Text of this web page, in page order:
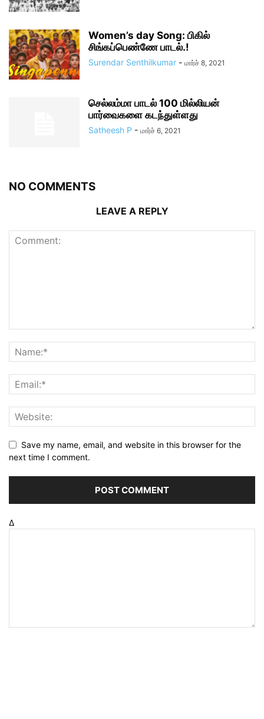
Women’s day Song: பிகில்
சிங்கப்பெண்ணே பாடல்.!
Surendar Senthilkumar - மார்ச் 8, 2021
செல்லம்மா பாடல் 100 மில்லியன்
பார்வைகளை கடந்துள்ளது
Satheesh P - மார்ச் 6, 2021
NO COMMENTS
LEAVE A REPLY
Save my name, email, and website in this browser for the
next time I comment.
Δ